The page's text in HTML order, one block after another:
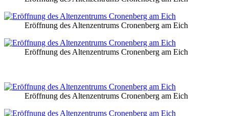
Eröffnung des Altenzentrums Cronenberg am Eich
Eröffnung des Altenzentrums Cronenberg am Eich
Eröffnung des Altenzentrums Cronenberg am Eich